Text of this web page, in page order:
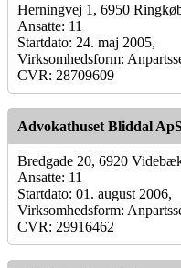
Herningvej 1, 6950
Ansatte: 11
Startdato: 24. maj 2005,
Virksomhedsform:
CVR: 28709609
Advokathuset Bliddal
Bredgade 20, 6920
Ansatte: 11
Startdato: 01. august 2006,
Virksomhedsform:
CVR: 29916462